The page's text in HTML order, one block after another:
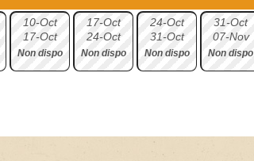
10-Oct
17-Oct
Non dispo
17-Oct
24-Oct
Non dispo
24-Oct
31-Oct
Non dispo
31-Oct
07-Nov
Non dispo